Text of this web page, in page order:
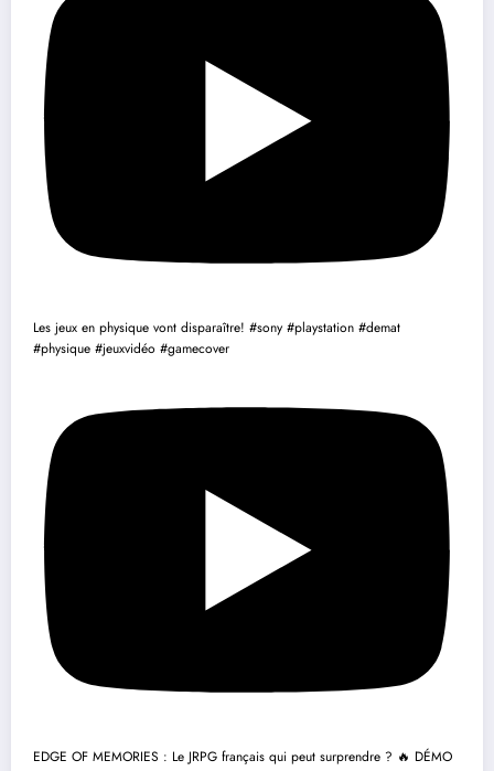
Les jeux en physique vont disparaître! #sony #playstation #demat
#physique #jeuxvidéo #gamecover
EDGE OF MEMORIES : Le JRPG français qui peut surprendre ? 🔥 DÉMO